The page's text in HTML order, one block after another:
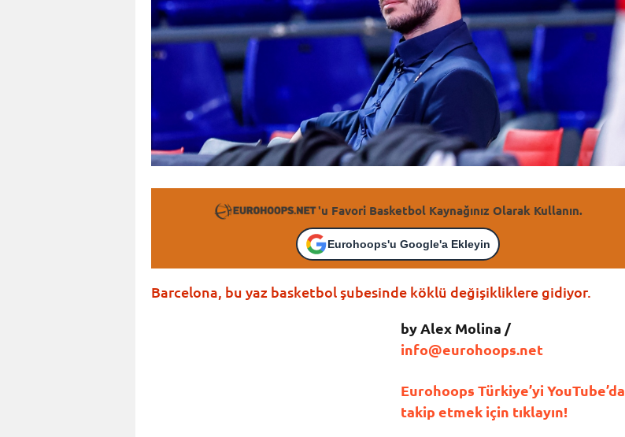
'u Favori Basketbol Kaynağınız Olarak Kullanın.
Eurohoops'u Google'a Ekleyin
Barcelona, bu yaz basketbol şubesinde köklü değişikliklere gidiyor.
by Alex Molina /
info@eurohoops.net
Eurohoops Türkiye’yi YouTube’da
takip etmek için tıklayın!